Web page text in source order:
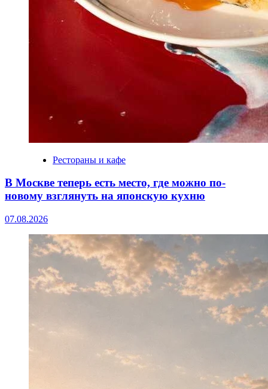
Рестораны и кафе
В Москве теперь есть место, где можно по-
новому взглянуть на японскую кухню
07.08.2026